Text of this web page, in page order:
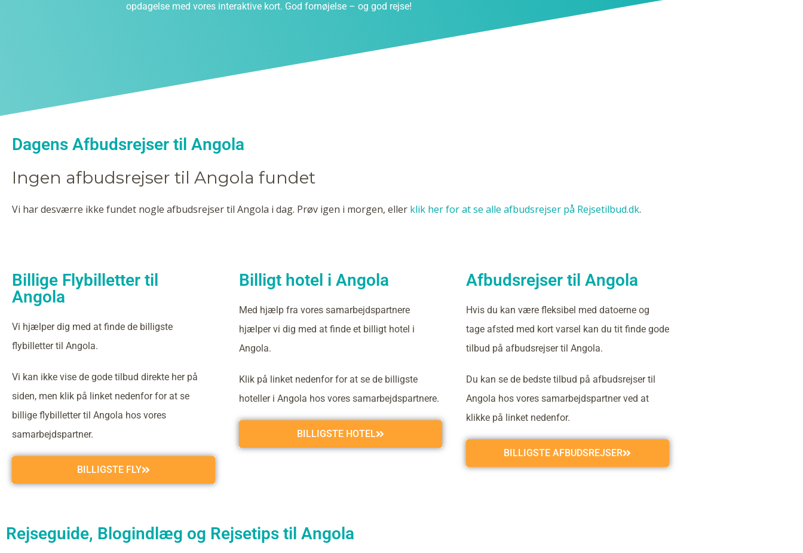
opdagelse med vores interaktive kort. God fornøjelse – og god rejse!
Dagens Afbudsrejser til Angola
Ingen afbudsrejser til Angola fundet
Vi har desværre ikke fundet nogle afbudsrejser til Angola i dag. Prøv igen i morgen, eller klik her for at se alle afbudsrejser på Rejsetilbud.dk.
Billige Flybilletter til
Angola
Vi hjælper dig med at finde de billigste
flybilletter til Angola.
Vi kan ikke vise de gode tilbud direkte her på
siden, men klik på linket nedenfor for at se
billige flybilletter til Angola hos vores
samarbejdspartner.
BILLIGSTE FLY
Billigt hotel i Angola
Med hjælp fra vores samarbejdspartnere
hjælper vi dig med at finde et billigt hotel i
Angola.
Klik på linket nedenfor for at se de billigste
hoteller i Angola hos vores samarbejdspartnere.
BILLIGSTE HOTEL
Afbudsrejser til Angola
Hvis du kan være fleksibel med datoerne og
tage afsted med kort varsel kan du tit finde gode
tilbud på afbudsrejser til Angola.
Du kan se de bedste tilbud på afbudsrejser til
Angola hos vores samarbejdspartner ved at
klikke på linket nedenfor.
BILLIGSTE AFBUDSREJSER
Rejseguide, Blogindlæg og Rejsetips til Angola